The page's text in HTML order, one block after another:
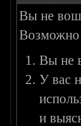
Вы не
Возможно
Вы не
У вас
и